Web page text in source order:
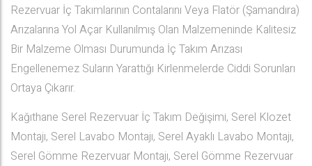
Rezervuar İç Takımlarının Contalarını Veya Flatör (Şamandıra)
Arızalarına Yol Açar Kullanılmış Olan Malzemeninde Kalitesiz
Bir Malzeme Olması Durumunda İç Takım Arızası
Engellenemez Suların Yarattığı Kirlenmelerde Ciddi Sorunları
Ortaya Çıkarır.
Kağıthane Serel Rezervuar İç Takım Değişimi, Serel Klozet
Montajı, Serel Lavabo Montajı, Serel Ayaklı Lavabo Montajı,
Serel Gömme Rezervuar Montajı, Serel Gömme Rezervuar